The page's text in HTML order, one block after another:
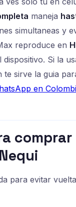
maneja
simultaneas y
reproduce en
dispositivo. Si la
te sirve la guia
en
comprar
para evitar